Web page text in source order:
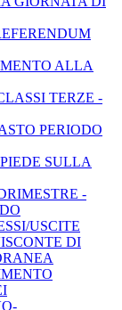
ALLA
TERZE -
PERIODO
SULLA
-
USCITE
DI